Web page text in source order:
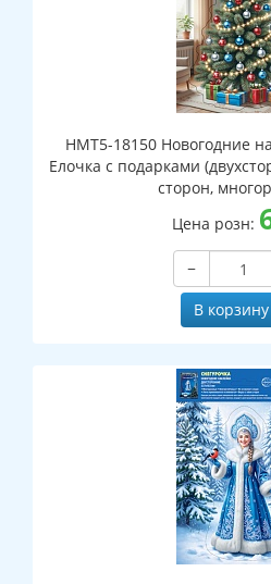
НМТ5-18150 Новогодние
Елочка с подарками
сторон,
Цена розн:
−
В корзину